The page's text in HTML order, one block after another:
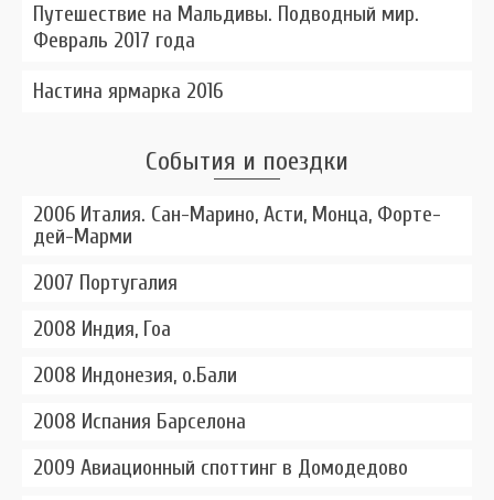
Путешествие на Мальдивы. Подводный мир.
Февраль 2017 года
Настина ярмарка 2016
События и поездки
2006 Италия. Сан-Марино, Асти, Монца, Форте-
дей-Марми
2007 Португалия
2008 Индия, Гоа
2008 Индонезия, о.Бали
2008 Испания Барселона
2009 Авиационный споттинг в Домодедово